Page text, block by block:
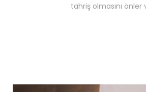
tahriş olmasını